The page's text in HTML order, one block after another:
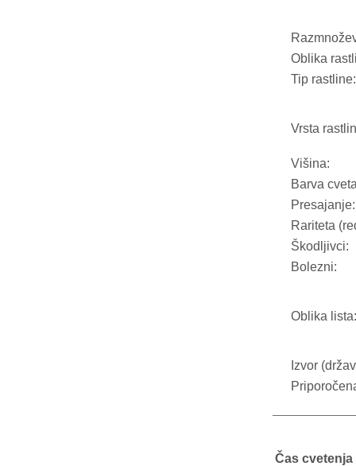
Oblika
Tip rastline:
Vrsta
Višina:
Barva
Presajanje:
Rariteta
Škodljivci:
Bolezni:
Oblika lista:
Izvor
Čas cvetenja